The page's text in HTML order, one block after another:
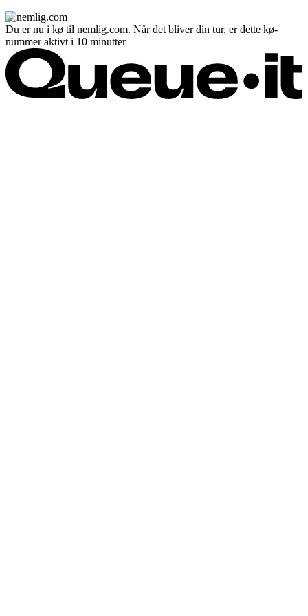
Du er nu i kø til nemlig.com. Når det bliver din tur, er dette kø-
nummer aktivt i 10 minutter